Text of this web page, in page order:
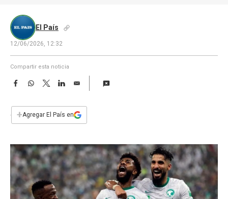
El País
12/06/2026, 12:32
Compartir esta noticia
F
e
b
k
W
s
p
T
w
t
L
n
E
i
l
+Agregar El País en